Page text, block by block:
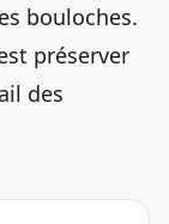
bouloches.
préserver
des